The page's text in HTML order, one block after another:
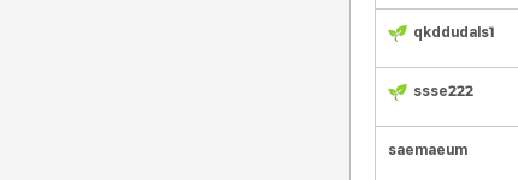
qkddudals1
ssse222
saemaeum